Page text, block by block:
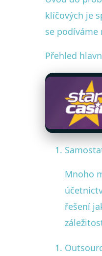
klíčových je
se
Přehled
Mnoho
řešení